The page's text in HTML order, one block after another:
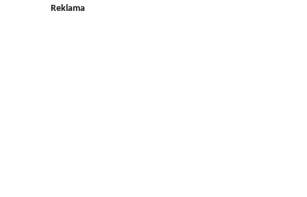
Reklama